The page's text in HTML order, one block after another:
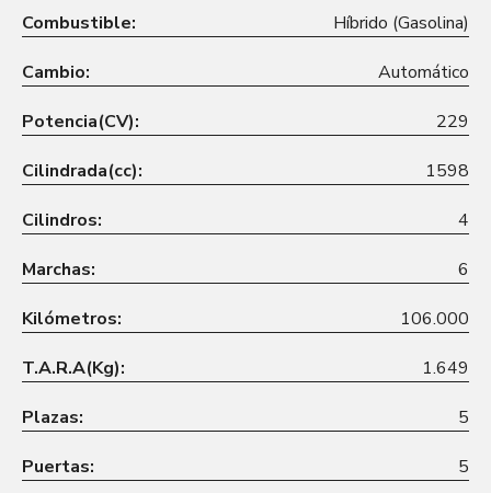
Combustible: Híbrido (Gasolina)
Cambio: Automático
Potencia(CV): 229
Cilindrada(cc): 1598
Cilindros: 4
Marchas: 6
Kilómetros: 106.000
T.A.R.A(Kg): 1.649
Plazas: 5
Puertas: 5